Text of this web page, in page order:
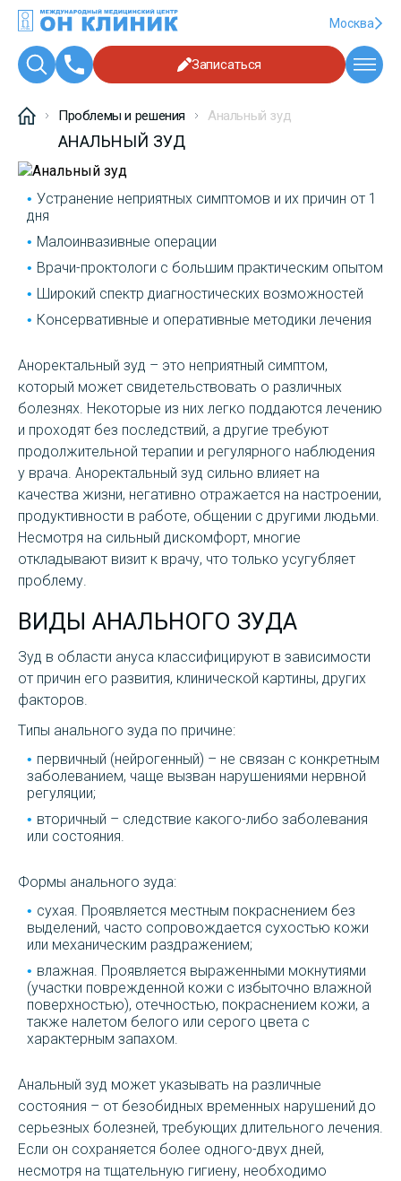
Москва
Записаться
Проблемы и решения Анальный зуд
АНАЛЬНЫЙ ЗУД
Устранение неприятных симптомов и их причин от 1
дня
Малоинвазивные операции
Врачи-проктологи с большим практическим опытом
Широкий спектр диагностических возможностей
Консервативные и оперативные методики лечения
Аноректальный зуд – это неприятный симптом,
который может свидетельствовать о различных
болезнях. Некоторые из них легко поддаются лечению
и проходят без последствий, а другие требуют
продолжительной терапии и регулярного наблюдения
у врача. Аноректальный зуд сильно влияет на
качества жизни, негативно отражается на настроении,
продуктивности в работе, общении с другими людьми.
Несмотря на сильный дискомфорт, многие
откладывают визит к врачу, что только усугубляет
проблему.
ВИДЫ АНАЛЬНОГО ЗУДА
Зуд в области ануса классифицируют в зависимости
от причин его развития, клинической картины, других
факторов.
Типы анального зуда по причине:
первичный (нейрогенный) – не связан с конкретным
заболеванием, чаще вызван нарушениями нервной
регуляции;
вторичный – следствие какого-либо заболевания
или состояния.
Формы анального зуда:
сухая. Проявляется местным покраснением без
выделений, часто сопровождается сухостью кожи
или механическим раздражением;
влажная. Проявляется выраженными мокнутиями
(участки поврежденной кожи с избыточно влажной
поверхностью), отечностью, покраснением кожи, а
также налетом белого или серого цвета с
характерным запахом.
Анальный зуд может указывать на различные
состояния – от безобидных временных нарушений до
серьезных болезней, требующих длительного лечения.
Если он сохраняется более одного-двух дней,
несмотря на тщательную гигиену, необходимо